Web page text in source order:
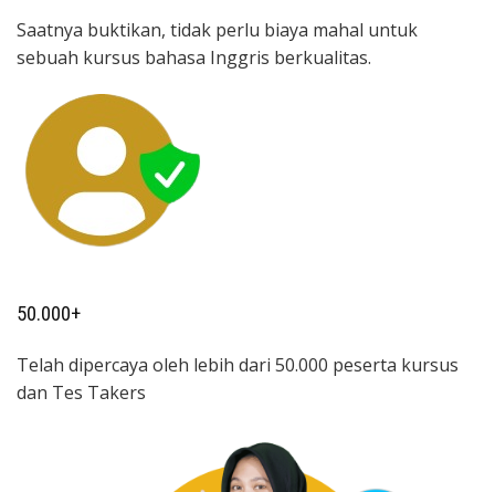
Saatnya buktikan, tidak perlu biaya mahal untuk
sebuah kursus bahasa Inggris berkualitas.
50.000+
Telah dipercaya oleh lebih dari 50.000 peserta kursus
dan Tes Takers